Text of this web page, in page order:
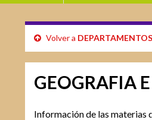
Volver a DEPARTAMENTOS
GEOGRAFIA
Información de las materias